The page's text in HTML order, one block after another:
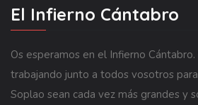
El Infierno Cántabro
Os esperamos en el Infierno
trabajando junto a todos vosotros
Soplao sean cada vez más grandes y